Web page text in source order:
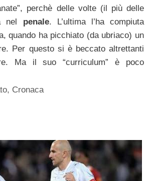
perchè delle volte (il più delle
nel penale. L’ultima l’ha compiuta
quando ha picchiato (da ubriaco) un
Per questo si è beccato altrettanti
Ma il suo “curriculum” è poco
, Cronaca